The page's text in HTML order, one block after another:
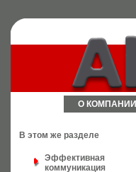
О КОМПАНИИ
В этом же разделе
Эффективная
коммуникация